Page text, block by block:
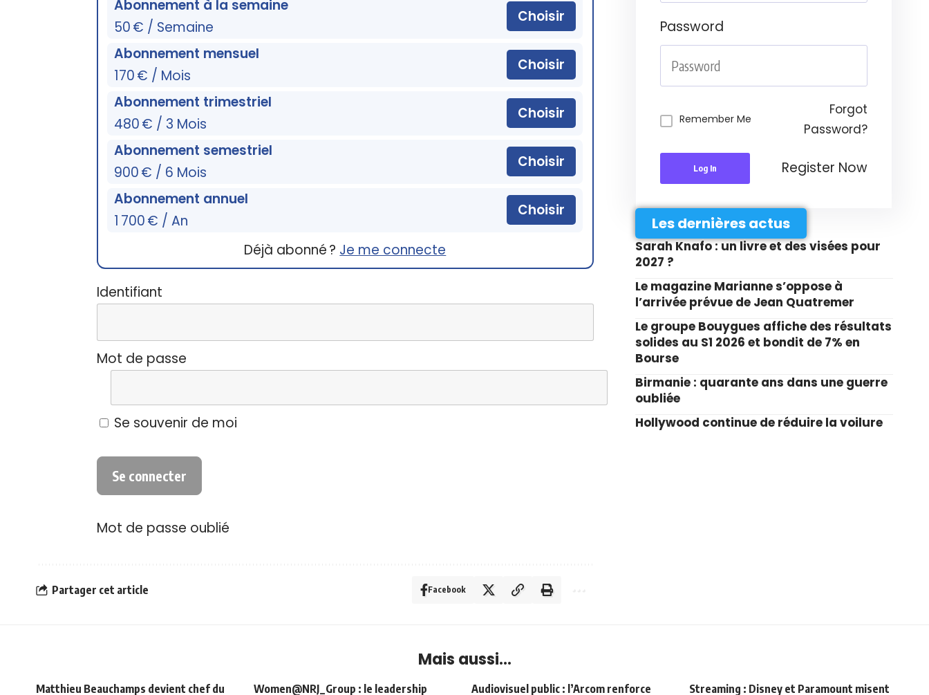
Abonnement à la semaine
50 € / Semaine
Choisir
Abonnement mensuel
170 € / Mois
Choisir
Abonnement trimestriel
480 € / 3 Mois
Choisir
Abonnement semestriel
900 € / 6 Mois
Choisir
Abonnement annuel
1 700 € / An
Choisir
Déjà abonné ? Je me connecte
Identifiant
Mot de passe
Se souvenir de moi
Mot de passe oublié
Partager cet article Facebook
Password
Remember Me
Forgot
Password?
Log In Register Now
Les dernières actus
Sarah Knafo : un livre et des visées pour
2027 ?
Le magazine Marianne s’oppose à
l’arrivée prévue de Jean Quatremer
Le groupe Bouygues affiche des résultats
solides au S1 2026 et bondit de 7% en
Bourse
Birmanie : quarante ans dans une guerre
oubliée
Hollywood continue de réduire la voilure
Mais aussi...
Matthieu Beauchamps devient chef du Women@NRJ_Group : le leadership Audiovisuel public : l’Arcom renforce Streaming : Disney et Paramount misent